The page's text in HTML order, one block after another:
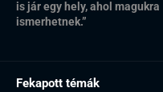
is jár egy hely, ahol magukra
ismerhetnek.”
Fekapott témák